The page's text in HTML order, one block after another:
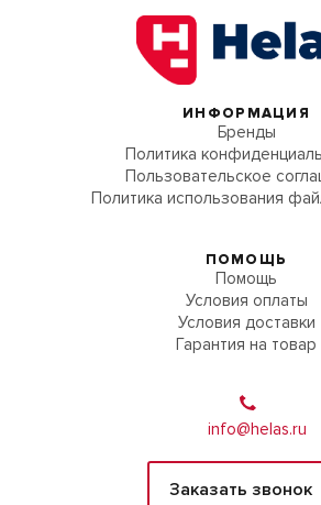
ИНФОРМАЦИЯ
Бренды
Политика
Пользовательское
Политика использования
ПОМОЩЬ
Помощь
Условия оплаты
Условия доставки
Гарантия на товар
info@helas.ru
Заказать звонок